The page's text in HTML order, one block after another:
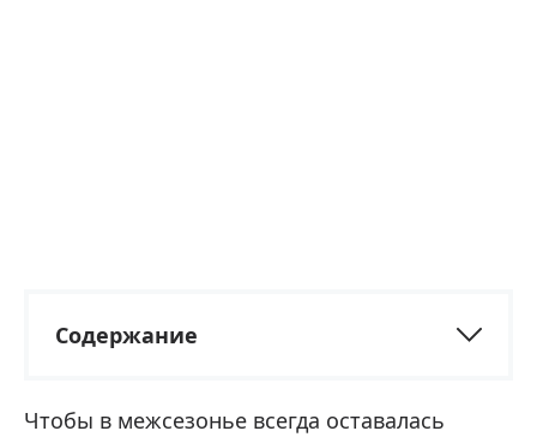
Содержание
Чтобы в межсезонье всегда оставалась